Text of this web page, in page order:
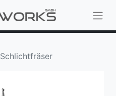
Schlichtfräser